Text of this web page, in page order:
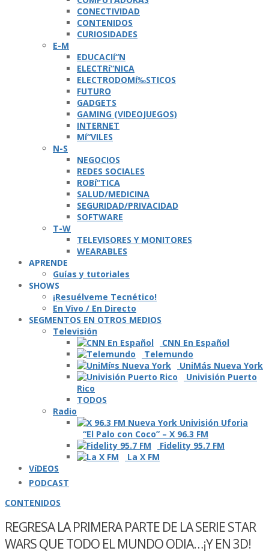
CONECTIVIDAD
CONTENIDOS
CURIOSIDADES
E-M
EDUCACIí“N
ELECTRí“NICA
ELECTRODOMí‰STICOS
FUTURO
GADGETS
GAMING (VIDEOJUEGOS)
INTERNET
Mí“VILES
N-S
NEGOCIOS
REDES SOCIALES
ROBí“TICA
SALUD/MEDICINA
SEGURIDAD/PRIVACIDAD
SOFTWARE
T-W
TELEVISORES Y MONITORES
WEARABLES
APRENDE
Guí­as y tutoriales
SHOWS
¡Resuélveme Tecnético!
En Vivo / En Directo
SEGMENTOS EN OTROS MEDIOS
Televisión
CNN En Español
Telemundo
UniMás Nueva York
Univisión Puerto
Rico
TODOS
Radio
“El Palo con Coco” – X 96.3 FM
Fidelity 95.7 FM
La X FM
VíDEOS
PODCAST
CONTENIDOS
REGRESA LA PRIMERA PARTE DE LA SERIE STAR
WARS QUE TODO EL MUNDO ODIA…¡Y EN 3D!